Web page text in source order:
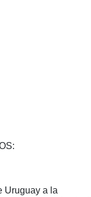
Uruguay a la